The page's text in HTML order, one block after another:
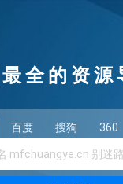
全的资源
百度 搜狗 360